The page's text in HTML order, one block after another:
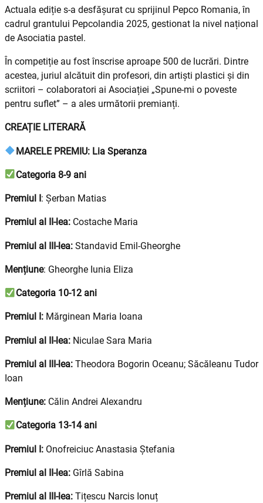
Actuala ediție s-a desfășurat cu sprijinul Pepco Romania, în
cadrul grantului Pepcolandia 2025, gestionat la nivel național
de Asociatia pastel.
În competiție au fost înscrise aproape 500 de lucrări. Dintre
acestea, juriul alcătuit din profesori, din artiști plastici și din
scriitori – colaboratori ai Asociației „Spune-mi o poveste
pentru suflet” – a ales următorii premianți.
CREAȚIE LITERARĂ
MARELE PREMIU: Lia Speranza
Categoria 8-9 ani
Premiul I: Șerban Matias
Premiul al II-lea: Costache Maria
Premiul al III-lea: Standavid Emil-Gheorghe
Mențiune: Gheorghe Iunia Eliza
Categoria 10-12 ani
Premiul I: Mărginean Maria Ioana
Premiul al II-lea: Niculae Sara Maria
Premiul al III-lea: Theodora Bogorin Oceanu; Săcăleanu Tudor
Ioan
Mențiune: Călin Andrei Alexandru
Categoria 13-14 ani
Premiul I: Onofreiciuc Anastasia Ștefania
Premiul al II-lea: Gîrlă Sabina
Premiul al III-lea: Tițescu Narcis Ionuț